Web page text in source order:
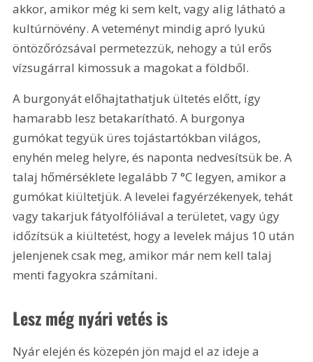
akkor, amikor még ki sem kelt, vagy alig látható a
kultúrnövény. A veteményt mindig apró lyukú
öntözőrózsával permetezzük, nehogy a túl erős
vízsugárral kimossuk a magokat a földből.
A burgonyát előhajtathatjuk ültetés előtt, így
hamarabb lesz betakarítható. A burgonya
gumókat tegyük üres tojástartókban világos,
enyhén meleg helyre, és naponta nedvesítsük be. A
talaj hőmérséklete legalább 7 °C legyen, amikor a
gumókat kiültetjük. A levelei fagyérzékenyek, tehát
vagy takarjuk fátyolfóliával a területet, vagy úgy
időzítsük a kiültetést, hogy a levelek május 10 után
jelenjenek csak meg, amikor már nem kell talaj
menti fagyokra számítani.
Lesz még nyári vetés is
Nyár elején és közepén jön majd el az ideje a